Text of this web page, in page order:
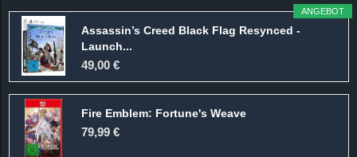
ANGEBOT
Assassin’s Creed Black Flag Resynced -
Launch...
49,00 €
Fire Emblem: Fortune's Weave
79,99 €